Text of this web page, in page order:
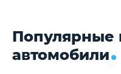
Популярные
автомобили